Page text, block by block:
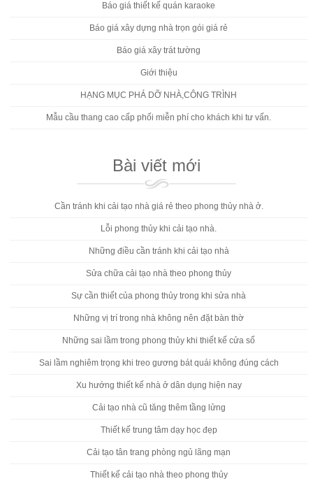
Báo giá thiết kế quán karaoke
Báo giá xây dựng nhà trọn gói giá rẻ
Báo giá xây trát tường
Giới thiệu
HẠNG MỤC PHÁ DỠ NHÀ,CÔNG TRÌNH
Mẫu cầu thang cao cấp phối miễn phí cho khách khi tư vấn.
Bài viết mới
Cần tránh khi cải tạo nhà giá rẻ theo phong thủy nhà ở.
Lỗi phong thủy khi cải tạo nhà.
Những điều cần tránh khi cải tạo nhà
Sửa chữa cải tạo nhà theo phong thủy
Sự cần thiết của phong thủy trong khi sửa nhà
Những vị trí trong nhà không nên đặt bàn thờ
Những sai lầm trong phong thủy khi thiết kế cửa sổ
Sai lầm nghiêm trọng khi treo gương bát quái không đúng cách
Xu hướng thiết kế nhà ở dân dụng hiện nay
Cải tạo nhà cũ tăng thêm tầng lửng
Thiết kế trung tâm dạy học đẹp
Cải tạo tân trang phòng ngủ lãng mạn
Thiết kế cải tạo nhà theo phong thủy